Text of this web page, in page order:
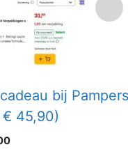
bij Pampers
45,90)
Huidige